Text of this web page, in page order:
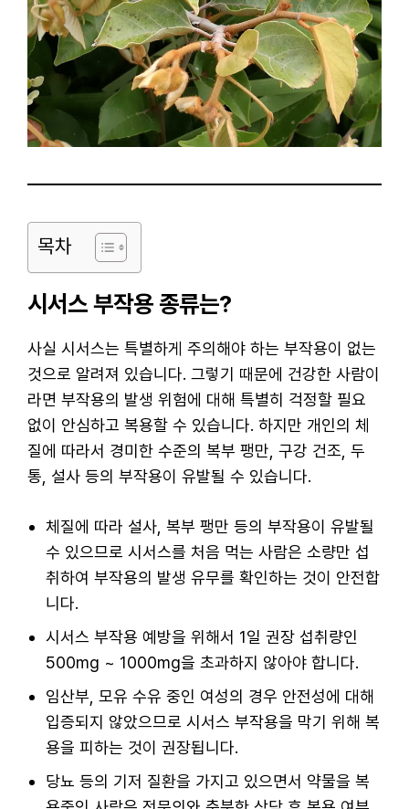
목차
시서스 부작용 종류는?
사실 시서스는 특별하게 주의해야 하는 부작용이 없는
것으로 알려져 있습니다. 그렇기 때문에 건강한 사람이
라면 부작용의 발생 위험에 대해 특별히 걱정할 필요
없이 안심하고 복용할 수 있습니다. 하지만 개인의 체
질에 따라서 경미한 수준의 복부 팽만, 구강 건조, 두
통, 설사 등의 부작용이 유발될 수 있습니다.
체질에 따라 설사, 복부 팽만 등의 부작용이 유발될
수 있으므로 시서스를 처음 먹는 사람은 소량만 섭
취하여 부작용의 발생 유무를 확인하는 것이 안전합
니다.
시서스 부작용 예방을 위해서 1일 권장 섭취량인
500mg ~ 1000mg을 초과하지 않아야 합니다.
임산부, 모유 수유 중인 여성의 경우 안전성에 대해
입증되지 않았으므로 시서스 부작용을 막기 위해 복
용을 피하는 것이 권장됩니다.
당뇨 등의 기저 질환을 가지고 있으면서 약물을 복